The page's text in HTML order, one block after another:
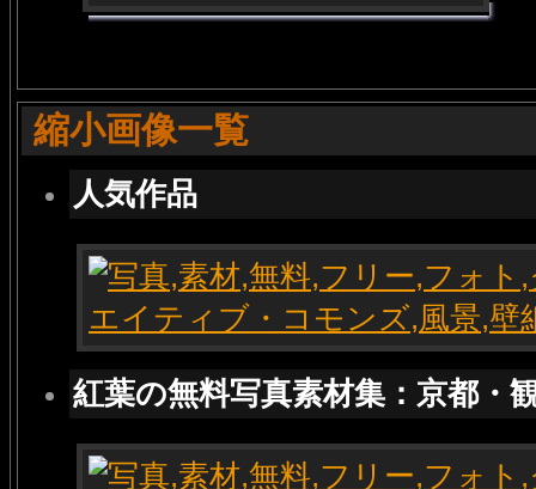
縮小画像一覧
人気作品
紅葉の無料写真素材集：京都・